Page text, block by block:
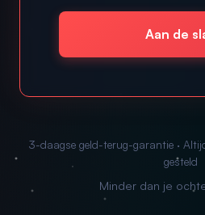
Aan de
3-daagse geld-terug-garantie ·
gesteld
Minder dan je